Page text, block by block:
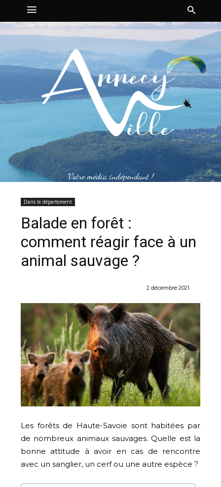
Votre média indépendant !
Dans le département
Balade en forêt :
comment réagir face à un
animal sauvage ?
2 décembre 2021
Les forêts de Haute-Savoie sont habitées par
de nombreux animaux sauvages. Quelle est la
bonne attitude à avoir en cas de rencontre
avec un sanglier, un cerf ou une autre espèce ?